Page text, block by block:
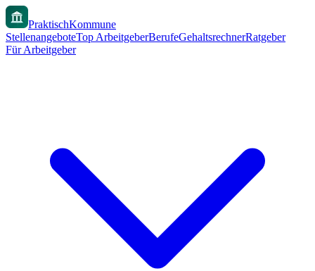
PraktischKommune
StellenangeboteTop ArbeitgeberBerufeGehaltsrechnerRatgeber
Für Arbeitgeber